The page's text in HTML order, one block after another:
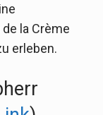
la Crème
erleben.